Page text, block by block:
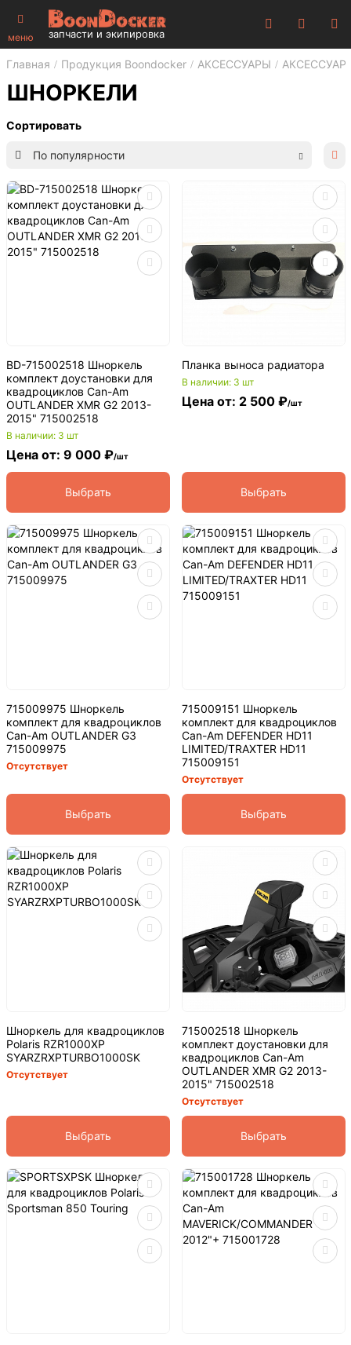
меню запчасти и экипировка
Главная Продукция Boondocker АКСЕССУАРЫ
ШНОРКЕЛИ
Сортировать
По популярности
BD-715002518 Шноркель
комплект доустановки для
квадроциклов Can-Am
OUTLANDER XMR G2 2013-
2015" 715002518
В наличии: 3 шт
Цена от: 9 000 ₽/шт
Выбрать
Планка выноса радиатора
В наличии: 3 шт
Цена от: 2 500 ₽/шт
Выбрать
715009975 Шноркель
комплект для квадроциклов
Can-Am OUTLANDER G3
715009975
Отсутствует
Выбрать
715009151 Шноркель
комплект для квадроциклов
Can-Am DEFENDER HD11
LIMITED/TRAXTER HD11
715009151
Отсутствует
Выбрать
Шноркель для квадроциклов
Polaris RZR1000XP
SYARZRXPTURBO1000SK
Отсутствует
Выбрать
715002518 Шноркель
комплект доустановки для
квадроциклов Can-Am
OUTLANDER XMR G2 2013-
2015" 715002518
Отсутствует
Выбрать